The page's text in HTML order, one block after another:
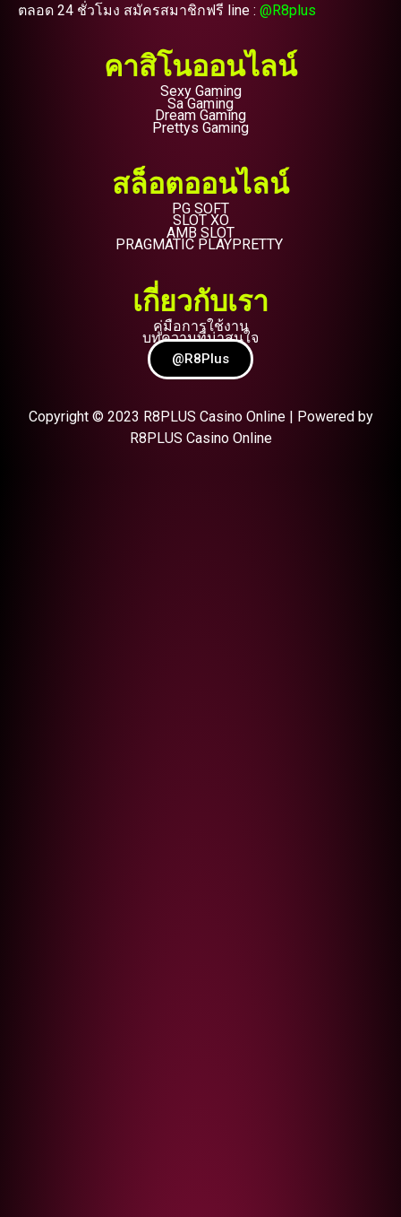
ตลอด 24 ชั่วโมง สมัครสมาชิกฟรี line : @R8plus
คาสิโนออนไลน์
Sexy Gaming
Sa Gaming
Dream Gaming
Prettys Gaming
สล็อตออนไลน์
PG SOFT
SLOT XO
AMB SLOT
PRAGMATIC PLAYPRETTY
เกี่ยวกับเรา
คู่มือการใช้งาน
บทความที่น่าสนใจ
@R8Plus
Copyright © 2023 R8PLUS Casino Online | Powered by
R8PLUS Casino Online